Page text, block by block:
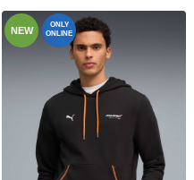
NEW
ONLY
ONLINE